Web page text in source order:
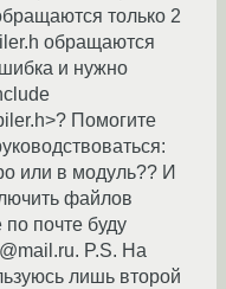
только 2
обращаются
и нужно
Помогите
или в модуль?? И
файлов
почте буду
P.S. На
лишь второй